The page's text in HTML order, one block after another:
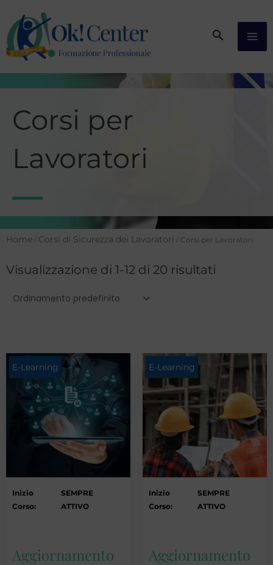
contenuto
Corsi per
Lavoratori
Home / Corsi di Sicurezza dei Lavoratori / Corsi per Lavoratori
Visualizzazione di 1-12 di 20 risultati
Inizio
Corso:
SEMPRE
ATTIVO
E-Learning
Aggiornamento
Inizio
Corso:
SEMPRE
ATTIVO
E-Learning
Aggiornamento